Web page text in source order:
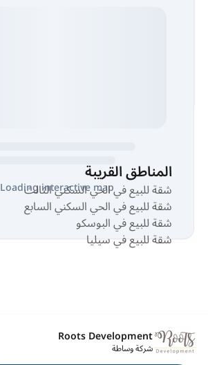
Loading interactive map…
المناطق القريبة
شقة للبيع في الحي السكني الثالث
شقة للبيع في الحي السكني السابع
شقة للبيع في البوسكو
شقة للبيع في سيليا
Roots Development
شركة وساطة